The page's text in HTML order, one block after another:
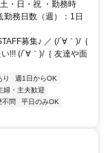
・日・祝 ・勤務時
務日数（週）：1日
募集♪ ／ (/´∀｀)/｛
!!! (/´∀｀)/｛ 友達や面
り
週1日からOK
婦・主夫歓迎
不問
平日のみOK